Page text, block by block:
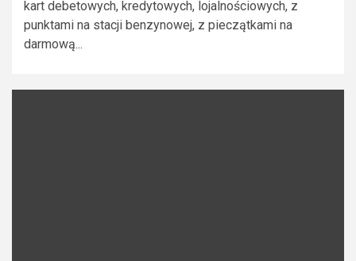
kart debetowych, kredytowych, lojalnościowych, z
punktami na stacji benzynowej, z pieczątkami na
darmową...